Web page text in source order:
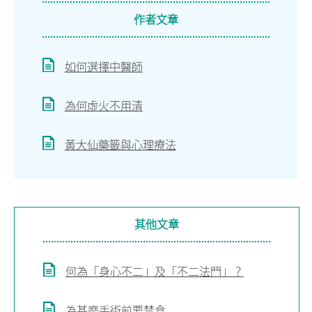
作者文章
如何選擇中醫師
為何虛火不用清
黃大仙藥籤與心理療法
其他文章
何為「身心不二」及「不二法門」？